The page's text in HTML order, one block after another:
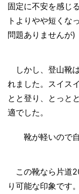
固定に不安を感じ
トよりやや短くな
問題ありませんが)
しかし、登山靴
れました。スイス
とと登り、とっと
適でした。
靴が軽いので
この靴なら片道
り可能な印象です